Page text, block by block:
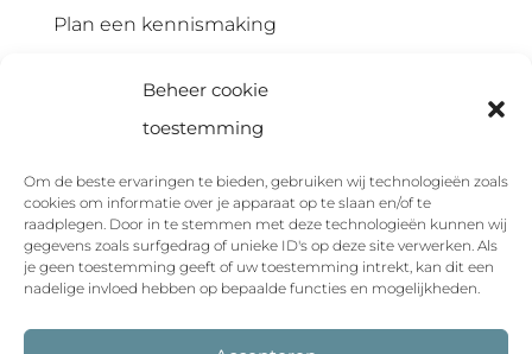
Beheer cookie
toestemming
Om de beste ervaringen te bieden, gebruiken wij technologieën zoals
cookies om informatie over je apparaat op te slaan en/of te
raadplegen. Door in te stemmen met deze technologieën kunnen wij
gegevens zoals surfgedrag of unieke ID's op deze site verwerken. Als
je geen toestemming geeft of uw toestemming intrekt, kan dit een
nadelige invloed hebben op bepaalde functies en mogelijkheden.
Plan een kennismaking
Volg ons op
Algemene voorwaarden
Privacyverklaring